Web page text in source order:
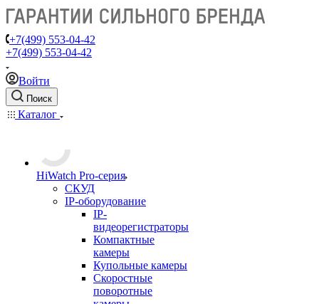
+7(499) 553-04-42
+7(499) 553-04-42
Войти
Поиск
Каталог
HiWatch Pro-серия
CКУД
IP-оборудование
IP-
видеорегистраторы
Компактные
камеры
Купольные камеры
Скоростные
поворотные